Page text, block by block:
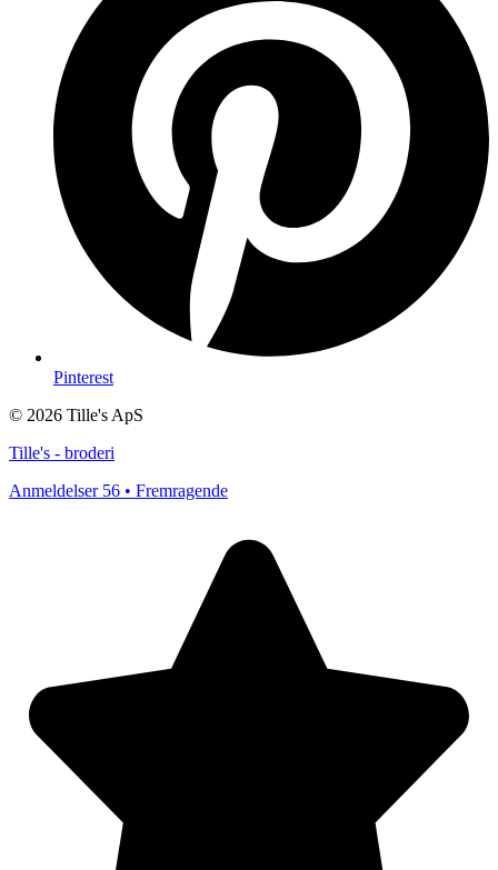
Pinterest
© 2026 Tille's ApS
Tille's - broderi
Anmeldelser 56 • Fremragende